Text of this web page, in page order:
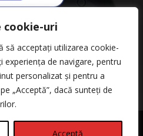
cookie-uri
să acceptați utilizarea cookie-
de navigare, pentru
personalizat și pentru a
„Acceptă”, dacă sunteți de
Acceptă